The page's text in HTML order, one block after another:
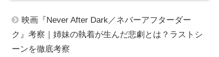
映画『Never After Dark／ネバーアフターダー
ク』考察｜姉妹の執着が生んだ悲劇とは？ラストシ
ーンを徹底考察